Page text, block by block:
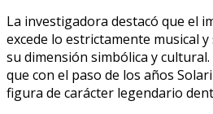
La investigadora destacó que el
excede lo estrictamente musical
su dimensión simbólica y
que con el paso de los años
figura de carácter legendario